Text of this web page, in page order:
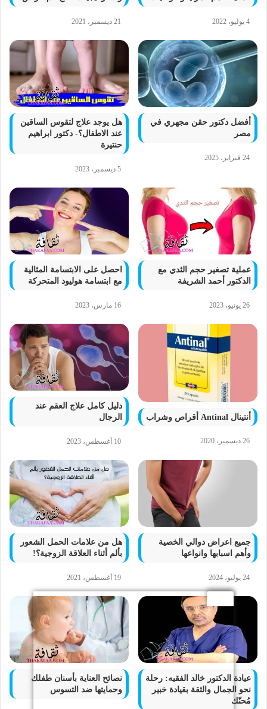
4 يوليو، 2022 21 ديسمبر، 2021
أفضل دكتور حقن مجهري في
مصر
24 فبراير، 2025
هل يوجد علاج لتقوس الساقين
عند الاطفال؟- دكتور ابراهيم
حنتيرة
5 ديسمبر، 2023
عملية تصغير حجم الثدي مع
الدكتور أحمد الشريفة
26 يونيو، 2023
احصل على الابتسامة المثالية
مع ابتسامة هوليود المتحركة
16 مارس، 2023
أنتينال Antinal أقراص وشراب
26 ديسمبر، 2020
دليل كامل علاج العقم عند
الرجال
10 أغسطس، 2023
جميع اعراض دوالي الخصية
وأهم اسبابها وانواعها
24 يوليو، 2024
هل من علامات الحمل الشعور
بألم أثناء العلاقة الزوجية؟!
19 أغسطس، 2021
عيادة الدكتور خالد الفقيه: رحلة
نحو الجمال والثقة بقيادة خبير
مُحنّك
نصائح العناية بأسنان طفلك
وحمايتها ضد التسوس